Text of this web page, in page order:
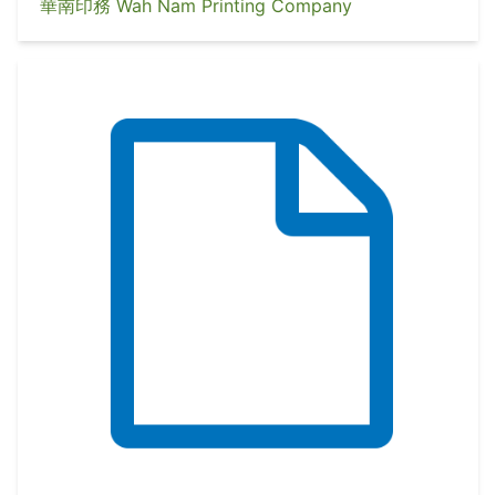
華南印務 Wah Nam Printing Company